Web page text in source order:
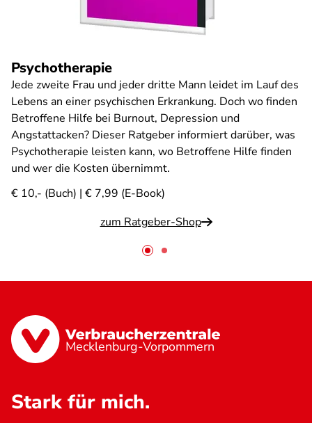
Psychotherapie
Jede zweite Frau und jeder dritte Mann leidet im Lauf des
Lebens an einer psychischen Erkrankung. Doch wo finden
Betroffene Hilfe bei Burnout, Depression und
Angstattacken? Dieser Ratgeber informiert darüber, was
Psychotherapie leisten kann, wo Betroffene Hilfe finden
und wer die Kosten übernimmt.
€ 10,- (Buch) | € 7,99 (E-Book)
zum Ratgeber-Shop
Mecklenburg-Vorpommern
Stark für mich.